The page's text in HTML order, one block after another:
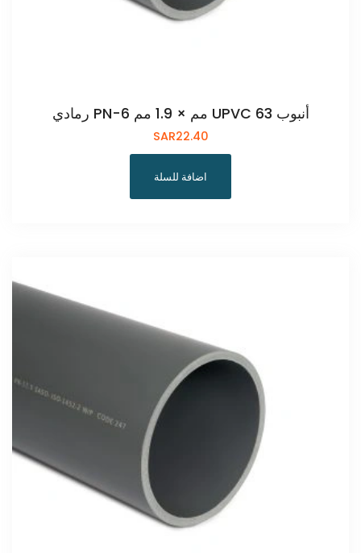
أنبوب UPVC 63 مم × 1.9 مم PN-6 رمادي
SAR22.40
اضافة للسلة